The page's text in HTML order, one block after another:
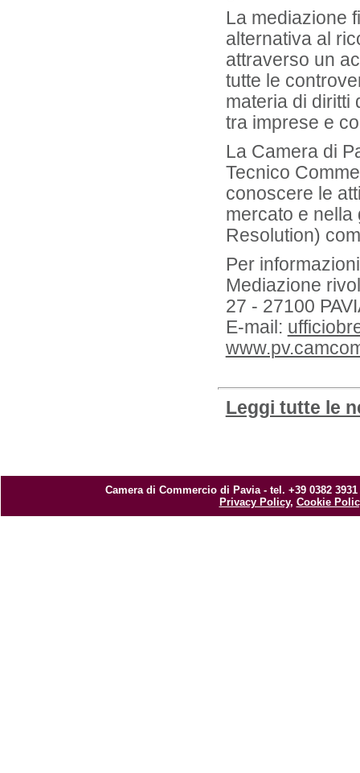
La mediazione
alternativa al
attraverso un
tutte le
materia di diritti
tra imprese e
La Camera di
Tecnico
conoscere le
mercato e nella
Resolution)
Per
Mediazione
27 - 27100
E-mail:
Leggi tutte le
Camera di Commercio di Pavia - tel. +39 0382
Privacy Policy, Cookie